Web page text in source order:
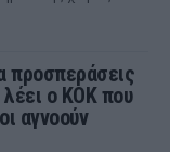
προσπεράσεις
λέει ο ΚΟΚ που
αγνοούν